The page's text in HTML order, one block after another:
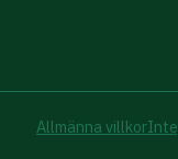
Allmänna villkor